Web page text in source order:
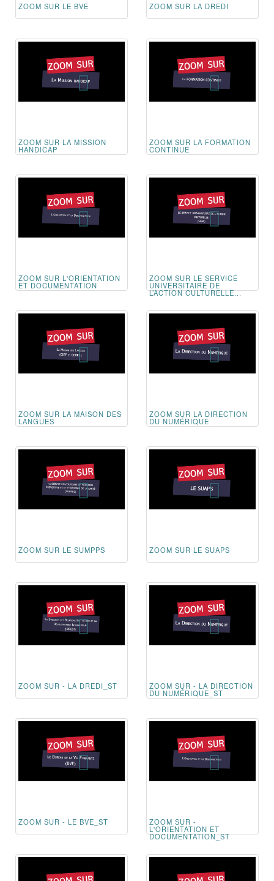
ZOOM SUR LE BVE ZOOM SUR LA DREDI
ZOOM SUR LA MISSION
HANDICAP
ZOOM SUR LA FORMATION
CONTINUE
ZOOM SUR L'ORIENTATION
ET DOCUMENTATION
ZOOM SUR LE SERVICE
UNIVERSITAIRE DE
L’ACTION CULTURELLE...
ZOOM SUR LA MAISON DES
LANGUES
ZOOM SUR LA DIRECTION
DU NUMÉRIQUE
ZOOM SUR LE SUMPPS ZOOM SUR LE SUAPS
ZOOM SUR - LA DREDI_ST ZOOM SUR - LA DIRECTION
DU NUMÉRIQUE_ST
ZOOM SUR - LE BVE_ST ZOOM SUR -
L'ORIENTATION ET
DOCUMENTATION_ST